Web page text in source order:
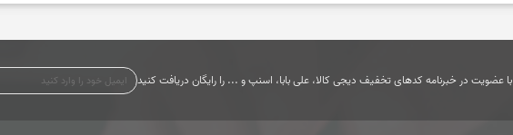
با عضویت در خبرنامه کدهای تخفیف دیجی کالا، علی بابا، اسنپ و ... را رایگان دریافت کنید